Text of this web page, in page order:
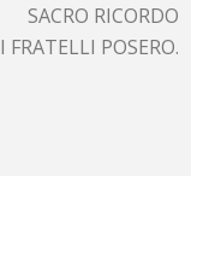
SACRO RICORDO
I FRATELLI POSERO.